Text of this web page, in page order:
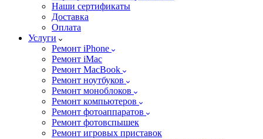
Наши сертификаты
Доставка
Оплата
Услуги
Ремонт iPhone
Ремонт iMac
Ремонт MacBook
Ремонт ноутбуков
Ремонт моноблоков
Ремонт компьютеров
Ремонт фотоаппаратов
Ремонт фотовспышек
Ремонт игровых приставок